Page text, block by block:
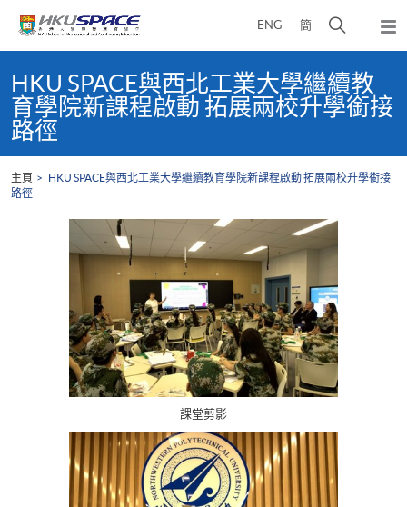
ENG 簡
開
搜
尋
介
彈
出
單
content
startHKU SPACE與西北工業大學繼續教
育學院新課程啟動 拓展兩校升學銜接
路徑
主頁
HKU SPACE與西北工業大學繼續教育學院新課程啟動 拓展兩校升學銜接
路徑
課堂剪影